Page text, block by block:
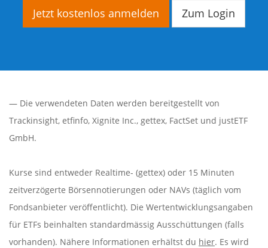
Jetzt kostenlos anmelden Zum Login
— Die verwendeten Daten werden bereitgestellt von
Trackinsight, etfinfo, Xignite Inc., gettex, FactSet und justETF
GmbH.
Kurse sind entweder Realtime- (gettex) oder 15 Minuten
zeitverzögerte Börsennotierungen oder NAVs (täglich vom
Fondsanbieter veröffentlicht). Die Wertentwicklungsangaben
für ETFs beinhalten standardmässig Ausschüttungen (falls
vorhanden). Nähere Informationen erhältst du hier. Es wird